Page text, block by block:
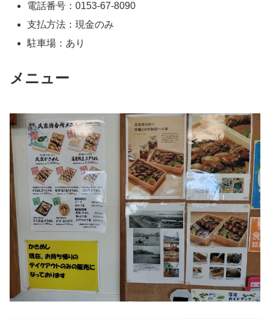
電話番号：0153-67-8090
支払方法：現金のみ
駐車場：あり
メニュー